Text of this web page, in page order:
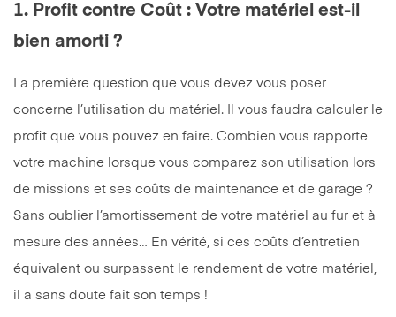
1. Profit contre Coût : Votre matériel est-il
bien amorti ?
La première question que vous devez vous poser
concerne l’utilisation du matériel. Il vous faudra calculer le
profit que vous pouvez en faire. Combien vous rapporte
votre machine lorsque vous comparez son utilisation lors
de missions et ses coûts de maintenance et de garage ?
Sans oublier l’amortissement de votre matériel au fur et à
mesure des années… En vérité, si ces coûts d’entretien
équivalent ou surpassent le rendement de votre matériel,
il a sans doute fait son temps !